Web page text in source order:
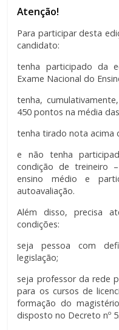
Atenção!
Para participar desta
candidato:
tenha participado da
Exame Nacional do
tenha,
450 pontos na média
tenha tirado nota acima
e não tenha
condição de treineiro
ensino médio e
autoavaliação.
Além disso, precisa
condições:
seja pessoa com
legislação;
seja professor da rede
para os cursos de
formação do
disposto no Decreto nº